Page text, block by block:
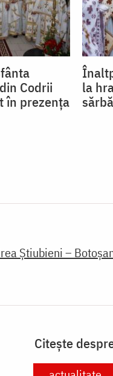
Codrii
în prezența
la
Știubieni –
Citește